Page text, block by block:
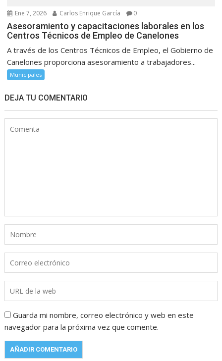
Ene 7, 2026 Carlos Enrique García 0
Asesoramiento y capacitaciones laborales en los
Centros Técnicos de Empleo de Canelones
A través de los Centros Técnicos de Empleo, el Gobierno de
Canelones proporciona asesoramiento a trabajadores...
Municipales
DEJA TU COMENTARIO
Guarda mi nombre, correo electrónico y web en este
navegador para la próxima vez que comente.